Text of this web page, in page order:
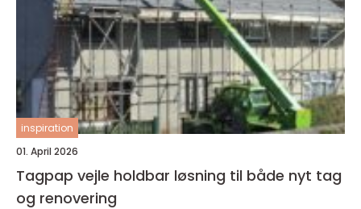
inspiration
01. April 2026
Tagpap vejle holdbar løsning til både nyt tag
og renovering